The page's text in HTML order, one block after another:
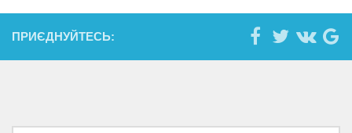
ПРИЄДНУЙТЕСЬ: